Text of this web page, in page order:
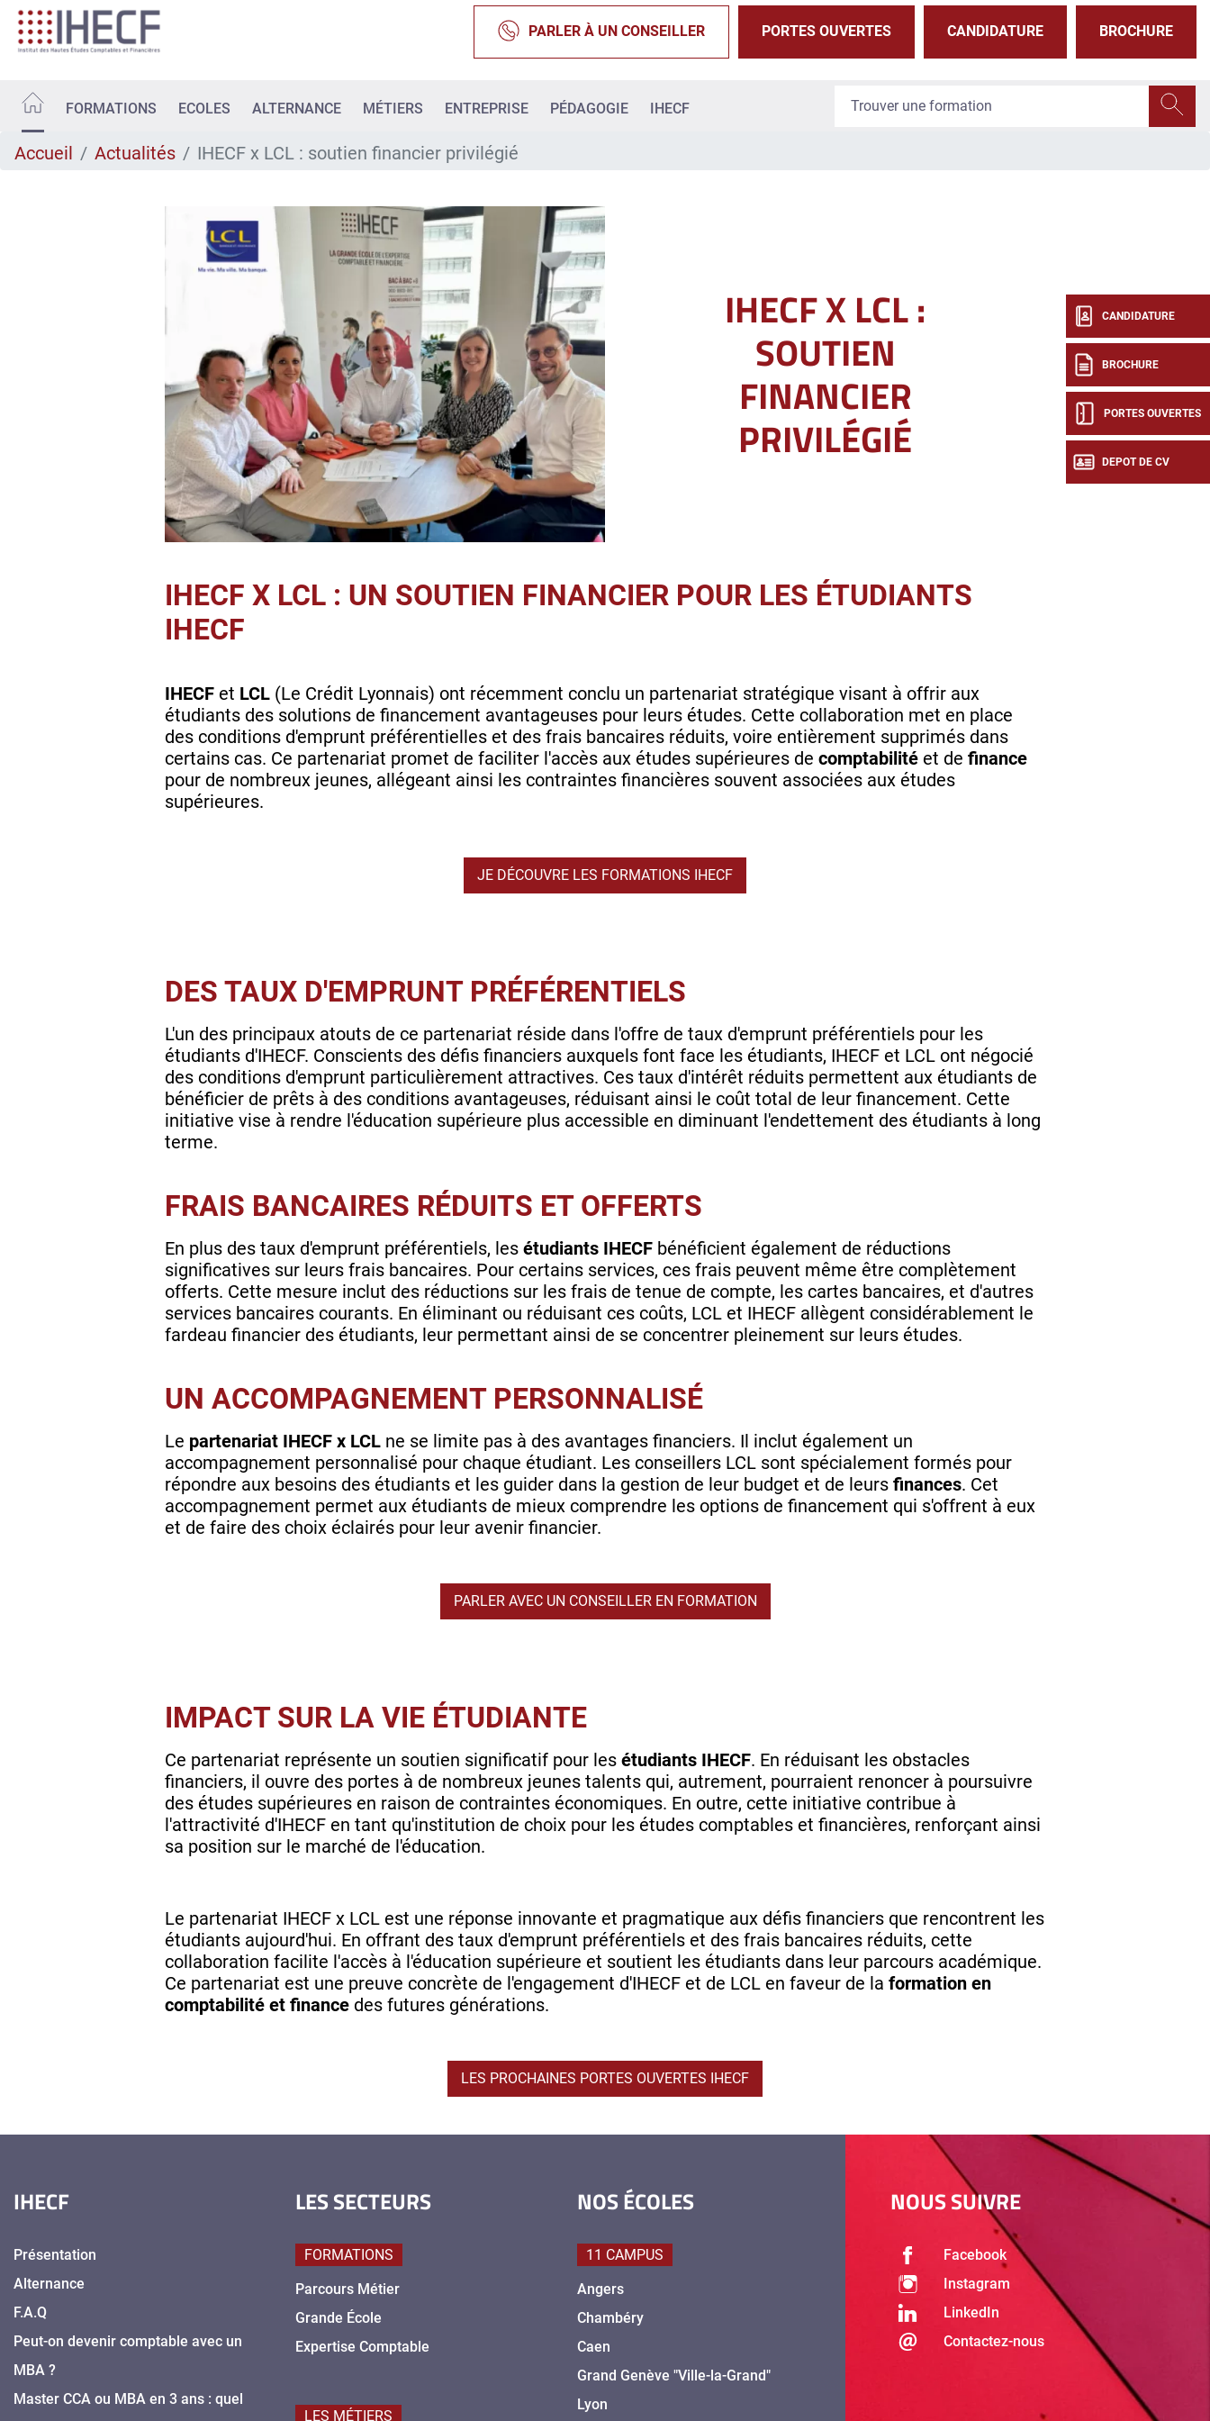
Aller
contenu
PARLER À UN CONSEILLER PORTES OUVERTES CANDIDATURE BROCHURE
FORMATIONS ECOLES ALTERNANCE MÉTIERS ENTREPRISE PÉDAGOGIE IHECF
CANDIDATURE
BROCHURE
PORTES OUVERTES
DEPOT DE CV
Accueil Actualités IHECF x LCL : soutien financier privilégié
IHECF X LCL :
SOUTIEN
FINANCIER
PRIVILÉGIÉ
IHECF X LCL : UN SOUTIEN FINANCIER POUR LES ÉTUDIANTS
IHECF
IHECF et LCL (Le Crédit Lyonnais) ont récemment conclu un partenariat stratégique visant à offrir aux
étudiants des solutions de financement avantageuses pour leurs études. Cette collaboration met en place
des conditions d'emprunt préférentielles et des frais bancaires réduits, voire entièrement supprimés dans
certains cas. Ce partenariat promet de faciliter l'accès aux études supérieures de comptabilité et de finance
pour de nombreux jeunes, allégeant ainsi les contraintes financières souvent associées aux études
supérieures.
JE DÉCOUVRE LES FORMATIONS IHECF
DES TAUX D'EMPRUNT PRÉFÉRENTIELS
L'un des principaux atouts de ce partenariat réside dans l'offre de taux d'emprunt préférentiels pour les
étudiants d'IHECF. Conscients des défis financiers auxquels font face les étudiants, IHECF et LCL ont négocié
des conditions d'emprunt particulièrement attractives. Ces taux d'intérêt réduits permettent aux étudiants de
bénéficier de prêts à des conditions avantageuses, réduisant ainsi le coût total de leur financement. Cette
initiative vise à rendre l'éducation supérieure plus accessible en diminuant l'endettement des étudiants à long
terme.
FRAIS BANCAIRES RÉDUITS ET OFFERTS
En plus des taux d'emprunt préférentiels, les étudiants IHECF bénéficient également de réductions
significatives sur leurs frais bancaires. Pour certains services, ces frais peuvent même être complètement
offerts. Cette mesure inclut des réductions sur les frais de tenue de compte, les cartes bancaires, et d'autres
services bancaires courants. En éliminant ou réduisant ces coûts, LCL et IHECF allègent considérablement le
fardeau financier des étudiants, leur permettant ainsi de se concentrer pleinement sur leurs études.
UN ACCOMPAGNEMENT PERSONNALISÉ
Le partenariat IHECF x LCL ne se limite pas à des avantages financiers. Il inclut également un
accompagnement personnalisé pour chaque étudiant. Les conseillers LCL sont spécialement formés pour
répondre aux besoins des étudiants et les guider dans la gestion de leur budget et de leurs finances. Cet
accompagnement permet aux étudiants de mieux comprendre les options de financement qui s'offrent à eux
et de faire des choix éclairés pour leur avenir financier.
PARLER AVEC UN CONSEILLER EN FORMATION
IMPACT SUR LA VIE ÉTUDIANTE
Ce partenariat représente un soutien significatif pour les étudiants IHECF. En réduisant les obstacles
financiers, il ouvre des portes à de nombreux jeunes talents qui, autrement, pourraient renoncer à poursuivre
des études supérieures en raison de contraintes économiques. En outre, cette initiative contribue à
l'attractivité d'IHECF en tant qu'institution de choix pour les études comptables et financières, renforçant ainsi
sa position sur le marché de l'éducation.
Le partenariat IHECF x LCL est une réponse innovante et pragmatique aux défis financiers que rencontrent les
étudiants aujourd'hui. En offrant des taux d'emprunt préférentiels et des frais bancaires réduits, cette
collaboration facilite l'accès à l'éducation supérieure et soutient les étudiants dans leur parcours académique.
Ce partenariat est une preuve concrète de l'engagement d'IHECF et de LCL en faveur de la formation en
comptabilité et finance des futures générations.
LES PROCHAINES PORTES OUVERTES IHECF
IHECF
Présentation
Alternance
F.A.Q
Peut-on devenir comptable avec un
MBA ?
Master CCA ou MBA en 3 ans : quel
LES SECTEURS
FORMATIONS
Parcours Métier
Grande École
Expertise Comptable
LES MÉTIERS
NOS ÉCOLES
11 CAMPUS
Angers
Chambéry
Caen
Grand Genève "Ville-la-Grand"
Lyon
NOUS SUIVRE
Facebook
Instagram
LinkedIn
Contactez-nous